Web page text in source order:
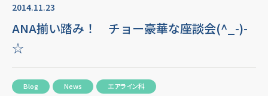
2014.11.23
ANA揃い踏み！ チョー豪華な座談会(^_-)-
☆
Blog News エアライン科